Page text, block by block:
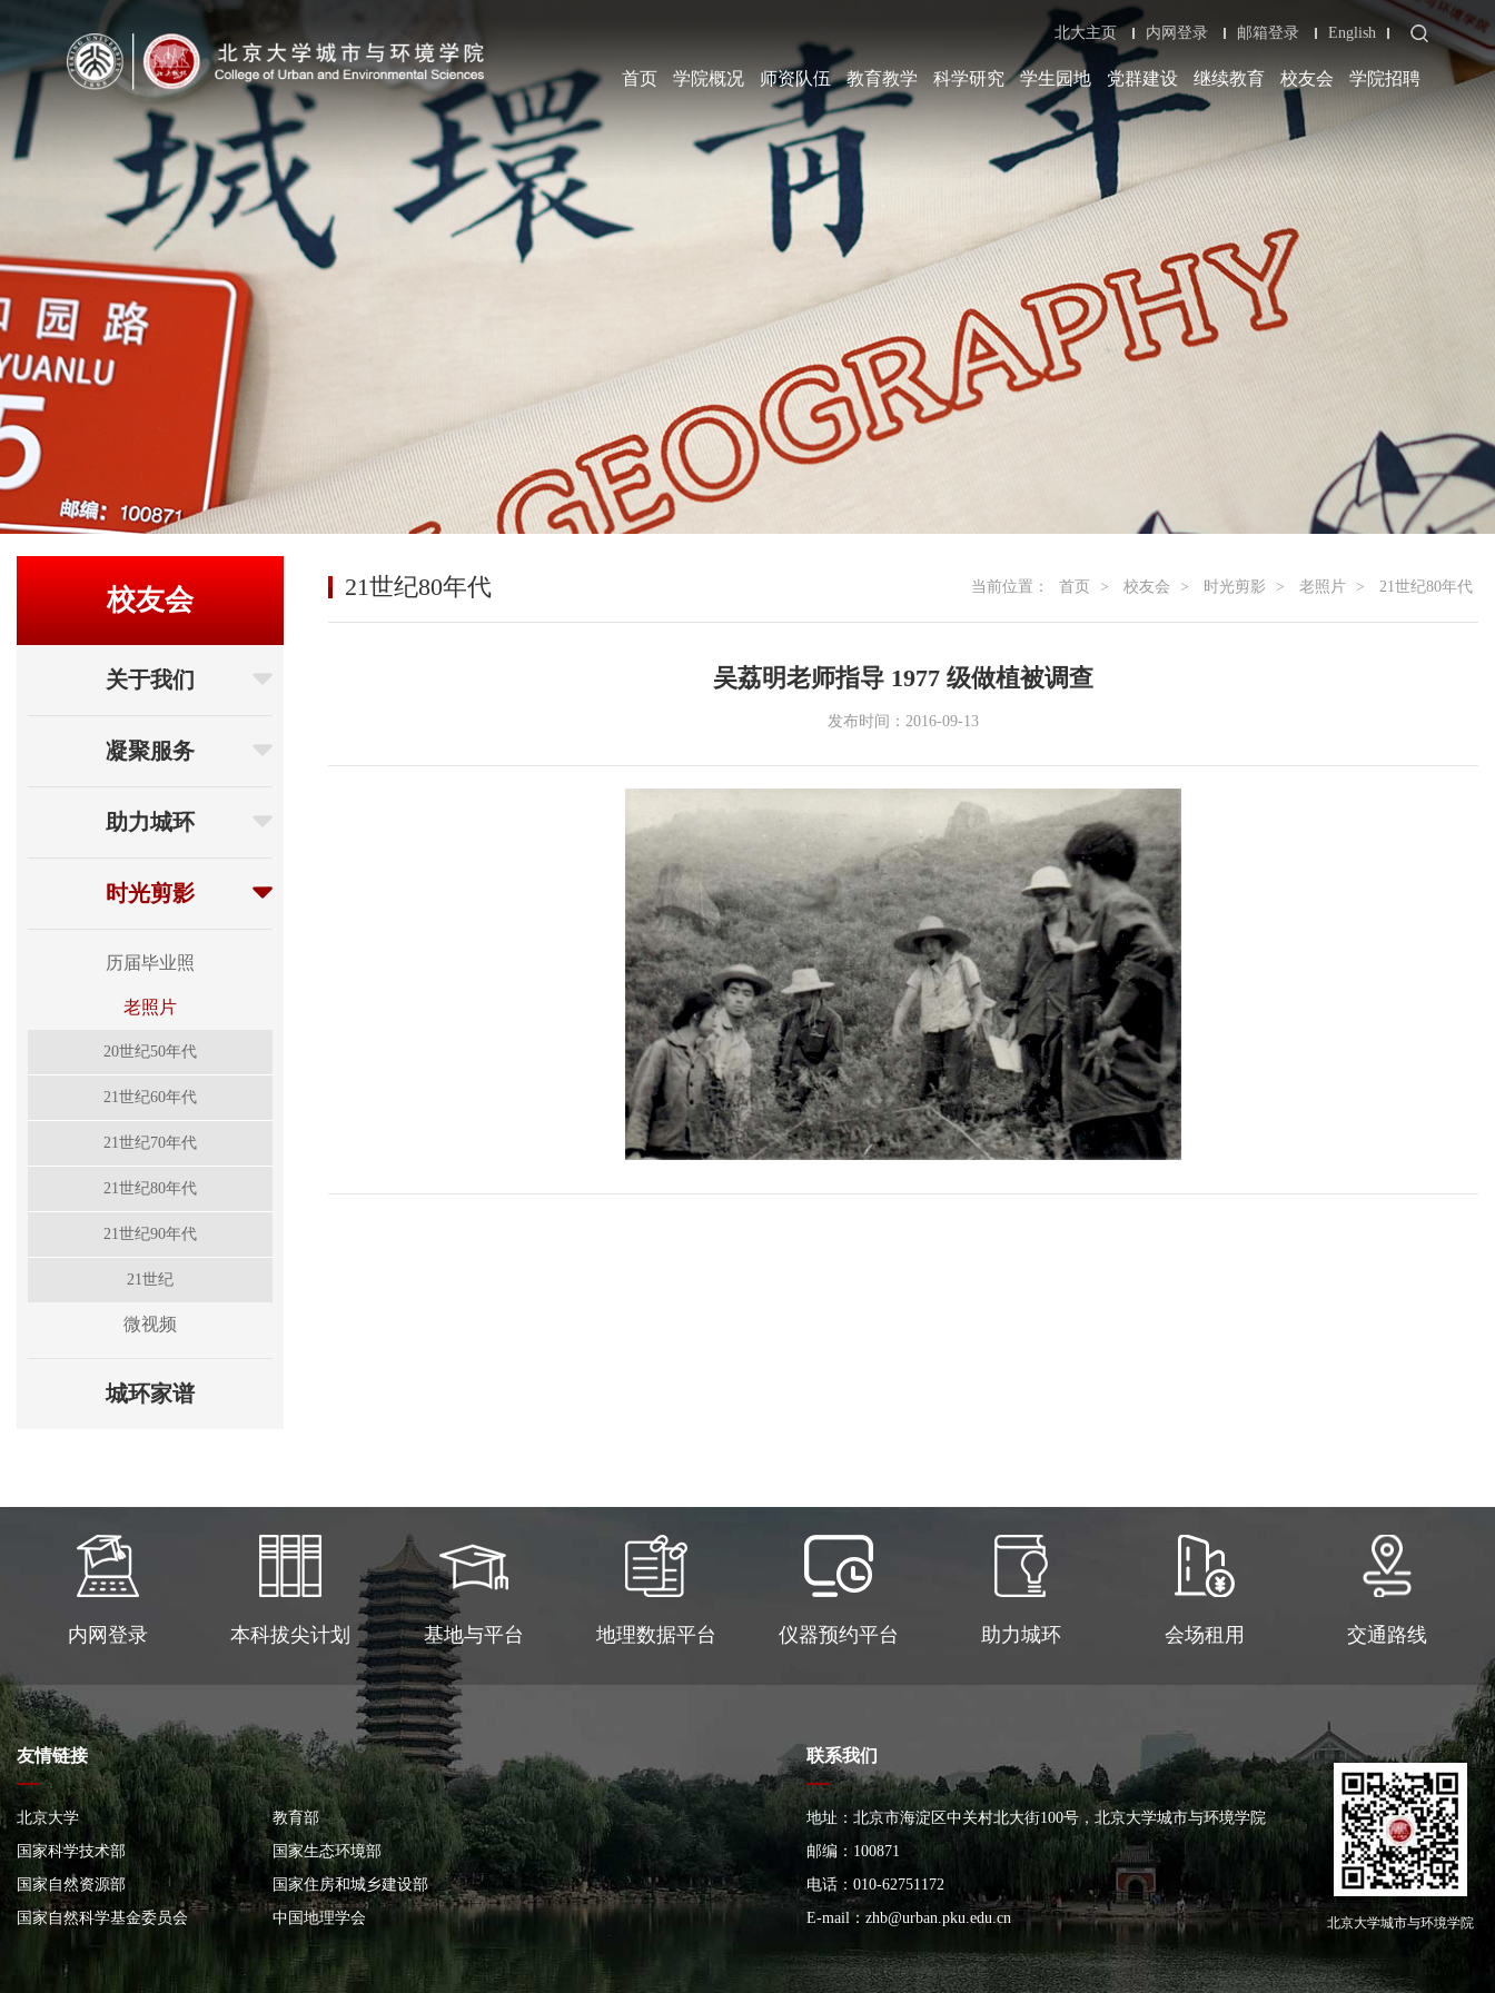
北大主页 内网登录 邮箱登录 English
首页 学院概况 师资队伍 教育教学 科学研究 学生园地 党群建设 继续教育 校友会 学院招聘
校友会
关于我们
凝聚服务
助力城环
时光剪影
历届毕业照
老照片
20世纪50年代
21世纪60年代
21世纪70年代
21世纪80年代
21世纪90年代
21世纪
微视频
城环家谱
21世纪80年代 当前位置： 首页 > 校友会 > 时光剪影 > 老照片 > 21世纪80年代
吴荔明老师指导 1977 级做植被调查
发布时间：2016-09-13
内网登录 本科拔尖计划 基地与平台 地理数据平台 仪器预约平台 助力城环 会场租用 交通路线
友情链接
北京大学
教育部
国家科学技术部
国家生态环境部
国家自然资源部
国家住房和城乡建设部
国家自然科学基金委员会
中国地理学会
联系我们
地址：北京市海淀区中关村北大街100号，北京大学城市与环境学院
大楼
邮编：100871
电话：010-62751172
E-mail： zhb@urban.pku.edu.cn 北京大学城市与环境学院